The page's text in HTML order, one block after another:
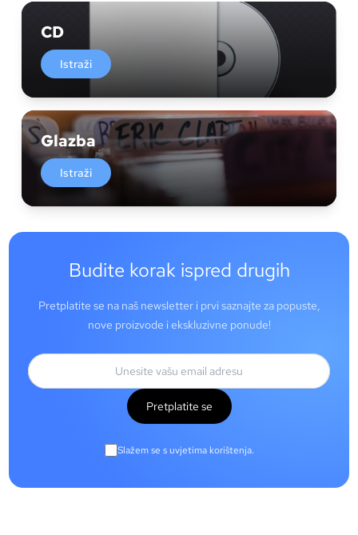
CD
Istraži
Glazba
Istraži
Budite korak ispred drugih
Pretplatite se na naš newsletter i prvi saznajte za popuste,
nove proizvode i ekskluzivne ponude!
Pretplatite se
Slažem se s uvjetima korištenja.